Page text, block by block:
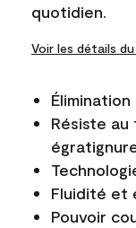
quotidien.
Voir les détails
Résiste
Fluidité et
Pouvoir